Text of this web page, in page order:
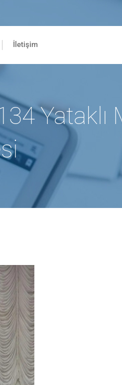
İletişim
Yataklı